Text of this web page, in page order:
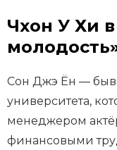
Чхон У Хи
Сон Джэ Ён —
университета,
менеджером
финансовыми